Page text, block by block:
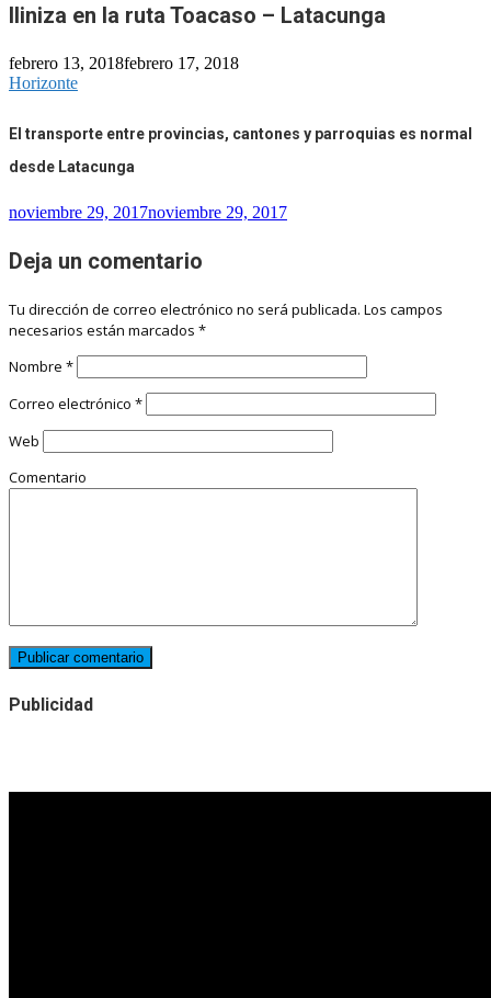
Iliniza en la ruta Toacaso – Latacunga
febrero 13, 2018febrero 17, 2018
Horizonte
El transporte entre provincias, cantones y parroquias es normal
desde Latacunga
noviembre 29, 2017noviembre 29, 2017
Deja un comentario
Tu dirección de correo electrónico no será publicada. Los campos
necesarios están marcados *
Nombre *
Correo electrónico *
Web
Comentario
Publicidad